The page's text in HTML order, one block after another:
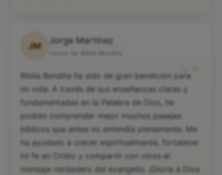
JM
Jorge Martínez
“
Biblia Bendita ha sido de gran bendición para
mi vida. A través de sus enseñanzas claras y
fundamentadas en la Palabra de Dios, he
podido comprender mejor muchos pasajes
bíblicos que antes no entendía plenamente. Me
ha ayudado a crecer espiritualmente, fortalecer
mi fe en Cristo y compartir con otros el
mensaje verdadero del evangelio. ¡Gloria a Dios